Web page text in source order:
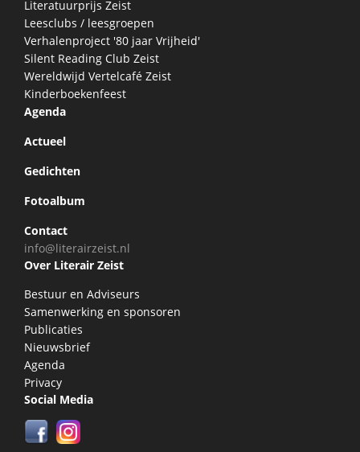
Literatuurprijs Zeist
Leesclubs / leesgroepen
Verhalenproject '80 jaar Vrijheid'
Silent Reading Club Zeist
Wereldwijd Vertelcafé Zeist
Kinderboekenfeest
Agenda
Actueel
Gedichten
Fotoalbum
Contact
info@literairzeist.nl
Over Literair Zeist
Bestuur en Adviseurs
Samenwerking en sponsoren
Publicaties
Nieuwsbrief
Agenda
Privacy
Social Media